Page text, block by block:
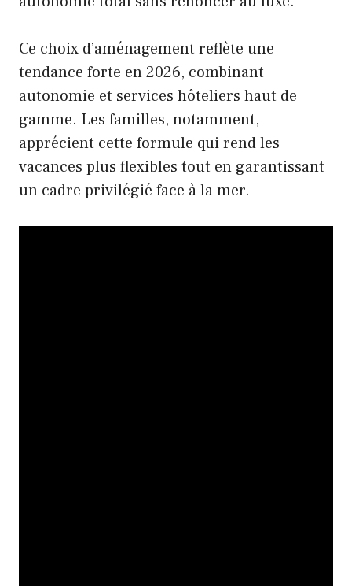
Ce choix d’aménagement reflète une
tendance forte en 2026, combinant
autonomie et services hôteliers haut de
gamme. Les familles, notamment,
apprécient cette formule qui rend les
vacances plus flexibles tout en garantissant
un cadre privilégié face à la mer.